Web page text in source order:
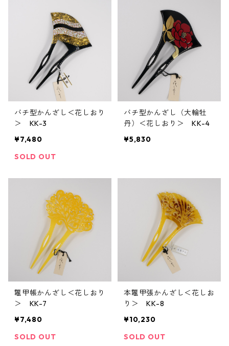
バチ型かんざし＜花しおり
＞ KK-3
¥7,480
SOLD OUT
バチ型かんざし（大輪牡
丹）＜花しおり＞ KK-4
¥5,830
鼈甲帳かんざし＜花しおり
＞ KK-7
¥7,480
SOLD OUT
本鼈甲張かんざし＜花しお
り＞ KK-8
¥10,230
SOLD OUT